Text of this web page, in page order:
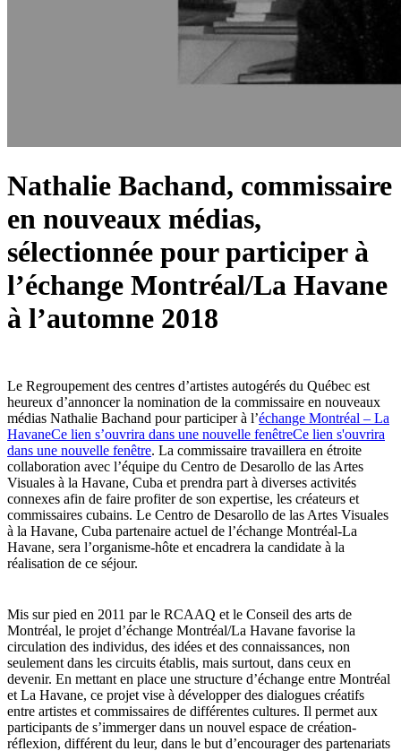
Nathalie Bachand, commissaire
en nouveaux médias,
sélectionnée pour participer à
l’échange Montréal/La Havane
à l’automne 2018
Le Regroupement des centres d’artistes autogérés du Québec est
heureux d’annoncer la nomination de la commissaire en nouveaux
médias Nathalie Bachand pour participer à l’échange Montréal – La
HavaneCe lien s’ouvrira dans une nouvelle fenêtreCe lien s'ouvrira
dans une nouvelle fenêtre. La commissaire travaillera en étroite
collaboration avec l’équipe du Centro de Desarollo de las Artes
Visuales à la Havane, Cuba et prendra part à diverses activités
connexes afin de faire profiter de son expertise, les créateurs et
commissaires cubains. Le Centro de Desarollo de las Artes Visuales
à la Havane, Cuba partenaire actuel de l’échange Montréal-La
Havane, sera l’organisme-hôte et encadrera la candidate à la
réalisation de ce séjour.
Mis sur pied en 2011 par le RCAAQ et le Conseil des arts de
Montréal, le projet d’échange Montréal/La Havane favorise la
circulation des individus, des idées et des connaissances, non
seulement dans les circuits établis, mais surtout, dans ceux en
devenir. En mettant en place une structure d’échange entre Montréal
et La Havane, ce projet vise à développer des dialogues créatifs
entre artistes et commissaires de différentes cultures. Il permet aux
participants de s’immerger dans un nouvel espace de création-
réflexion, différent du leur, dans le but d’encourager des partenariats